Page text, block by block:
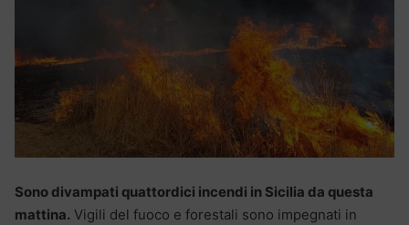
Sono divampati quattordici incendi in Sicilia da questa
mattina. Vigili del fuoco e forestali sono impegnati in